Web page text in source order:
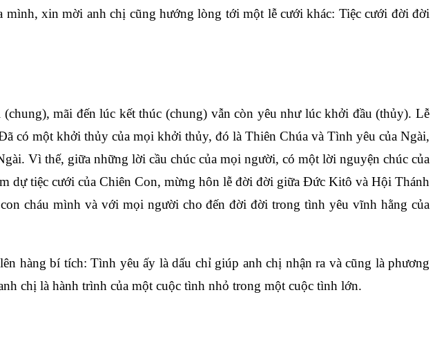
xin mời anh chị cũng hướng lòng tới một lễ cưới khác: Tiệc cưới đời đời
mãi đến lúc kết thúc (chung) vẫn còn yêu như lúc khởi đầu (thủy). Lễ
có một khởi thủy của mọi khởi thủy, đó là Thiên Chúa và Tình yêu của Ngài,
Vì thế, giữa những lời cầu chúc của mọi người, có một lời nguyện chúc của
dự tiệc cưới của Chiên Con, mừng hôn lễ đời đời giữa Đức Kitô và Hội Thánh
cháu mình và với mọi người cho đến đời đời trong tình yêu vĩnh hằng của
hàng bí tích: Tình yêu ấy là dấu chỉ giúp anh chị nhận ra và cũng là phương
chị là hành trình của một cuộc tình nhỏ trong một cuộc tình lớn.